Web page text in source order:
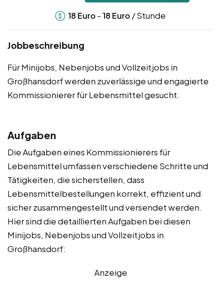
18 Euro -18 Euro / Stunde
Jobbeschreibung
Für Minijobs, Nebenjobs und Vollzeitjobs in
Großhansdorf werden zuverlässige und engagierte
Kommissionierer für Lebensmittel gesucht.
Aufgaben
Die Aufgaben eines Kommissionierers für
Lebensmittel umfassen verschiedene Schritte und
Tätigkeiten, die sicherstellen, dass
Lebensmittelbestellungen korrekt, effizient und
sicher zusammengestellt und versendet werden.
Hier sind die detaillierten Aufgaben bei diesen
Minijobs, Nebenjobs und Vollzeitjobs in
Großhansdorf:
Anzeige